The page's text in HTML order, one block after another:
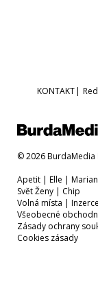
KONTAKT|
© 2026 BurdaMedia
Apetit | Elle |
Svět Ženy | Chip
Volná místa | Inzerce
Všeobecné
Zásady ochrany
Cookies zásady